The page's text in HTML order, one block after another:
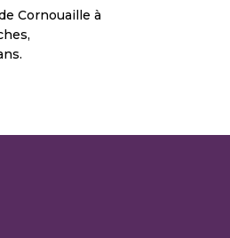
Cornouaille à